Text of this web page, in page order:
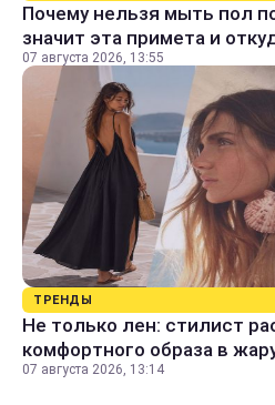
Почему нельзя мыть пол
значит эта примета и
07 августа 2026, 13:55
ТРЕНДЫ
Не только лен: стилист
комфортного образа в
07 августа 2026, 13:14